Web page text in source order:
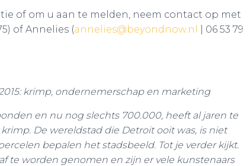
of om u aan te melden, neem contact op met
of Annelies (annelies@beyondnow.nl
| 06 53 79
krimp, ondernemerschap en marketing
en nu nog slechts 700.000, heeft al jaren te
De wereldstad die Detroit ooit was, is niet
bepalen het stadsbeeld. Tot je verder kijkt.
te worden genomen en zijn er vele kunstenaars